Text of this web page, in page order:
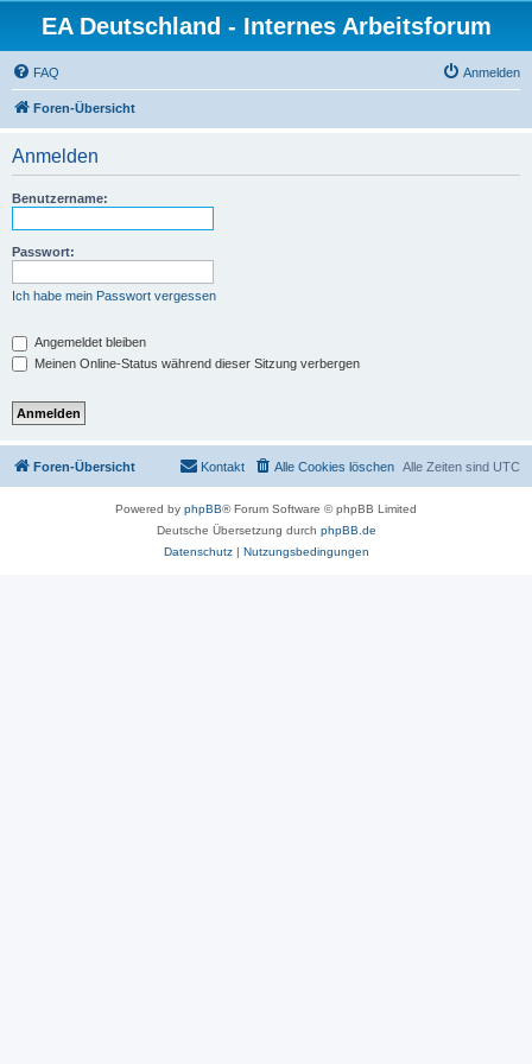
EA Deutschland - Internes Arbeitsforum
FAQ Anmelden
Foren-Übersicht
Anmelden
Benutzername:
Passwort:
Ich habe mein Passwort vergessen
Angemeldet bleiben
Meinen Online-Status während dieser Sitzung verbergen
Foren-Übersicht Alle Zeiten sind UTC
Alle Cookies löschen
Kontakt
Powered by phpBB® Forum Software © phpBB Limited
Deutsche Übersetzung durch phpBB.de
Datenschutz| Nutzungsbedingungen